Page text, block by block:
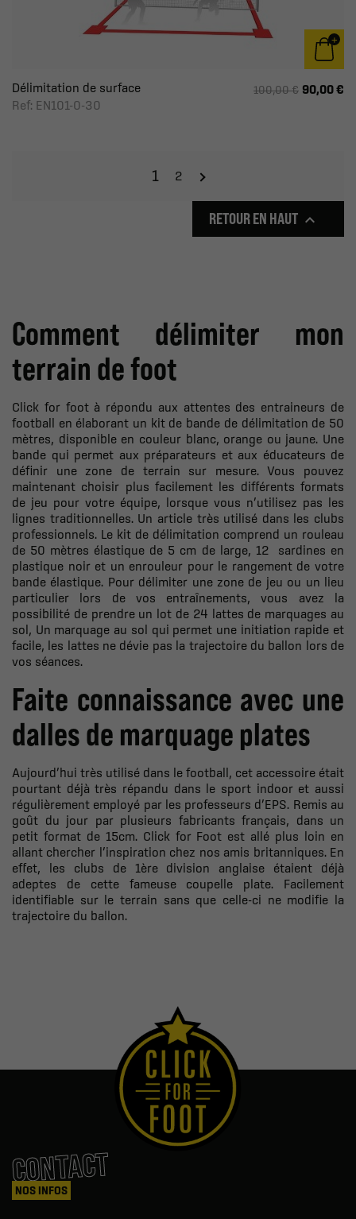
Délimitation de surface
Ref: EN101-0-30
100,00 € 90,00 €
1 2
RETOUR EN HAUT 
Comment délimiter mon
terrain de foot
Click for foot à répondu aux attentes des entraineurs de
football en élaborant un kit de bande de délimitation de 50
mètres, disponible en couleur blanc, orange ou jaune. Une
bande qui permet aux préparateurs et aux éducateurs de
définir une zone de terrain sur mesure. Vous pouvez
maintenant choisir plus facilement les différents formats
de jeu pour votre équipe, lorsque vous n’utilisez pas les
lignes traditionnelles. Un article très utilisé dans les clubs
professionnels. Le kit de délimitation comprend un rouleau
de 50 mètres élastique de 5 cm de large, 12
sardines en
plastique noir et un enrouleur pour le rangement de votre
bande élastique. Pour délimiter une zone de jeu ou un lieu
particulier lors de vos entraînements, vous avez la
possibilité de prendre un lot de 24 lattes de marquages au
sol, Un marquage au sol qui permet une initiation rapide et
facile, les lattes ne dévie pas la trajectoire du ballon lors de
vos séances.
Faite connaissance avec une
dalles de marquage plates
Aujourd’hui très utilisé dans le football, cet accessoire était
pourtant déjà très répandu dans le sport indoor et aussi
régulièrement employé par les professeurs d’EPS. Remis au
goût du jour par plusieurs fabricants français, dans un
petit format de 15cm. Click for Foot est allé plus loin en
allant chercher l’inspiration chez nos amis britanniques. En
effet, les clubs de 1ère division anglaise étaient déjà
adeptes de cette fameuse coupelle plate. Facilement
identifiable sur le terrain sans que celle-ci ne modifie la
trajectoire du ballon.
CONTACT
NOS INFOS